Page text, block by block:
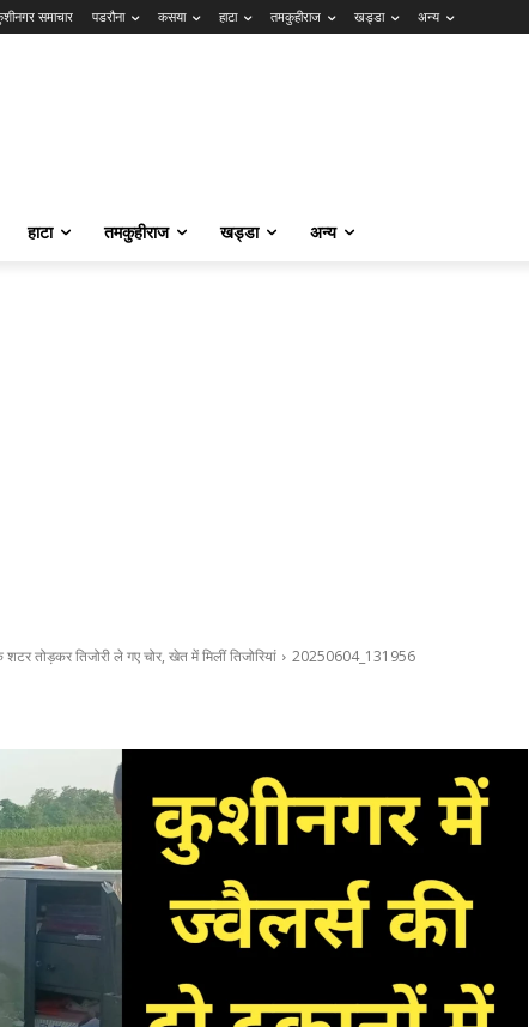
समाचार पडरौना कसया हाटा तमकुहीराज खड्डा अन्य
हाटा तमकुहीराज खड्डा अन्य
तोड़कर तिजोरी ले गए चोर, खेत में मिलीं तिजोरियां 20250604_131956